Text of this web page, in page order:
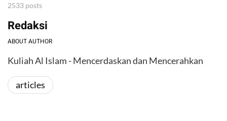
2533 posts
Redaksi
ABOUT AUTHOR
Kuliah Al Islam - Mencerdaskan dan Mencerahkan
articles